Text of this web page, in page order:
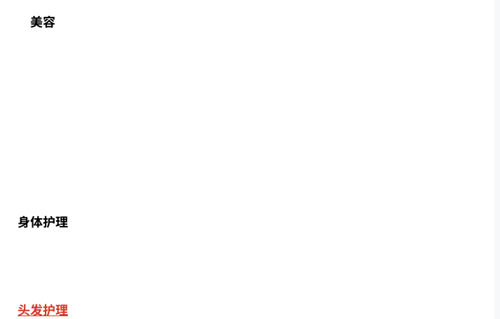
美容
身体护理
头发护理